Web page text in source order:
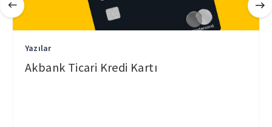
Yazılar
Akbank Ticari Kredi Kartı